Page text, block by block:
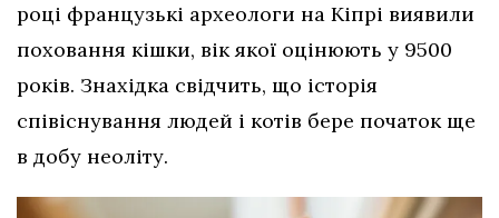
році французькі археологи на Кіпрі виявили
поховання кішки, вік якої оцінюють у 9500
років. Знахідка свідчить, що історія
співіснування людей і котів бере початок ще
в добу неоліту.